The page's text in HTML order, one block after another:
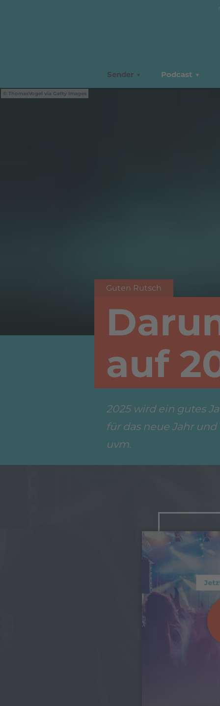
Sender Podcast
ThomasVogel via Getty Images
Guten Rutsch
auf
2025 wird ein gutes
für das neue Jahr
uvm.